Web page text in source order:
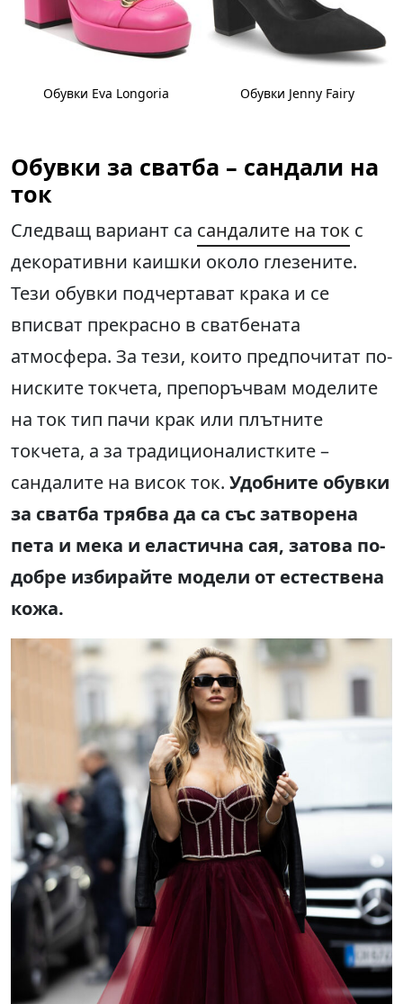
Обувки Eva Longoria Обувки Jenny Fairy
Обувки за сватба – сандали на
ток
Следващ вариант са сандалите на ток с
декоративни каишки около глезените.
Тези обувки подчертават крака и се
вписват прекрасно в сватбената
атмосфера. За тези, които предпочитат по-
ниските токчета, препоръчвам моделите
на ток тип пачи крак или плътните
токчета, а за традиционалистките –
сандалите на висок ток. Удобните обувки
за сватба трябва да са със затворена
пета и мека и еластична сая, затова по-
добре избирайте модели от естествена
кожа.